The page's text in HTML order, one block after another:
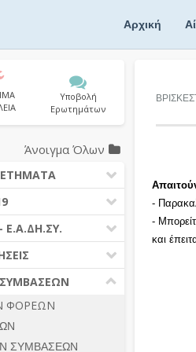
Αρχική
-
-
και
Υποβολή
Ερωτημάτων
Άνοιγμα Όλων
(Ν. 4412/2016)
(Ν.3463/2006)
2010)
(ΣΥΝΟΛΟ)
COVID -19
Ε.Α.ΔΗ.ΣΥ.
ΣΥΜΒΑΣΕΩΝ
ΦΟΡΕΩΝ
ΣΥΜΒΑΣΕΩΝ